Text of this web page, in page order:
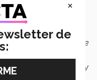
nosotros como
no votamos,
nuestras ideas o lo que
hacer escuchar
y
e intereses. Si no
×
de